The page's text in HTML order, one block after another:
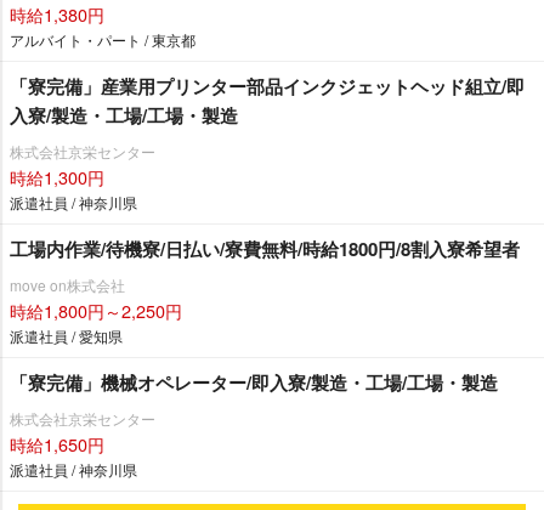
時給1,380円
アルバイト・パート / 東京都
「寮完備」産業用プリンター部品インクジェットヘッド組立/即
入寮/製造・工場/工場・製造
株式会社京栄センター
時給1,300円
派遣社員 / 神奈川県
工場内作業/待機寮/日払い/寮費無料/時給1800円/8割入寮希望者
move on株式会社
時給1,800円～2,250円
派遣社員 / 愛知県
「寮完備」機械オペレーター/即入寮/製造・工場/工場・製造
株式会社京栄センター
時給1,650円
派遣社員 / 神奈川県